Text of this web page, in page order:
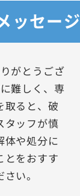
ッセージ
がとうござ
難しく、専
取ると、破
タッフが慎
体や処分に
とをおすす
い。